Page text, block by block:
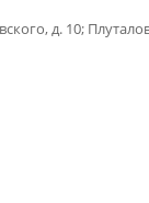
д. 10;